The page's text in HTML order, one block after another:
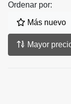
Ordenar por:
Más nuevo
Mayor